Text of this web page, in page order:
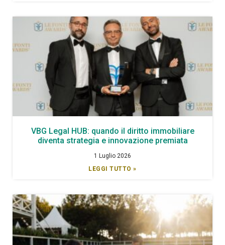
VBG Legal HUB: quando il diritto immobiliare
diventa strategia e innovazione premiata
1 Luglio 2026
LEGGI TUTTO »